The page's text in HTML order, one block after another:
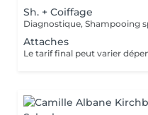
Sh. + Coiffage
Attaches